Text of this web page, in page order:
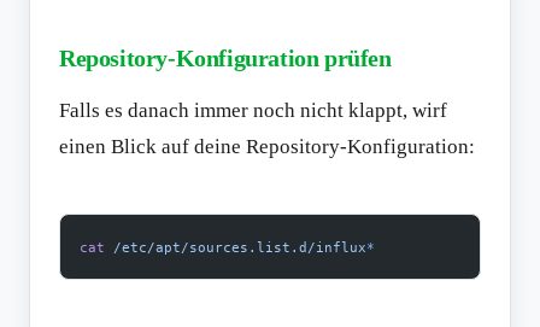
Repository-Konfiguration prüfen
Falls es danach immer noch nicht klappt, wirf
einen Blick auf deine Repository-Konfiguration:
cat /etc/apt/sources.list.d/influx*